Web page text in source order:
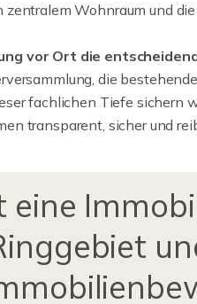
Wohnraum und
vor Ort die
die
fachlichen Tiefe sichern
transparent, sicher und
eine